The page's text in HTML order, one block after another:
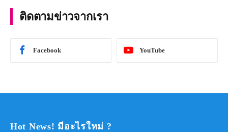
ติดตามข่าวจากเรา
Facebook YouTube
Hot News! มีอะไรใหม่ ?